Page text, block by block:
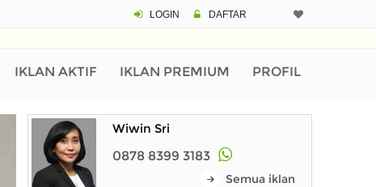
LOGIN DAFTAR
IKLAN AKTIF IKLAN PREMIUM PROFILPinjaman (PIN)
Wiwin Sri
0878 8399 3183
Semua iklan